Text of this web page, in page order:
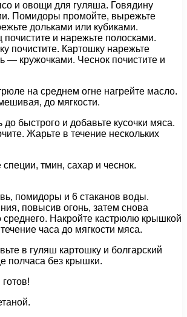
и овощи для гуляша. Говядину
Помидоры промойте, вырежьте
дольками или кубиками.
почистите и нарежьте полосками.
почистите. Картошку нарежьте
— кружочками. Чеснок почистите и
на среднем огне нагрейте масло.
до мягкости.
быстрого и добавьте кусочки мяса.
Жарьте в течение нескольких
специи, тмин, сахар и чеснок.
помидоры и 6 стаканов воды.
повысив огонь, затем снова
среднего. Накройте кастрюлю крышкой
часа до мягкости мяса.
в гуляш картошку и болгарский
полчаса без крышки.